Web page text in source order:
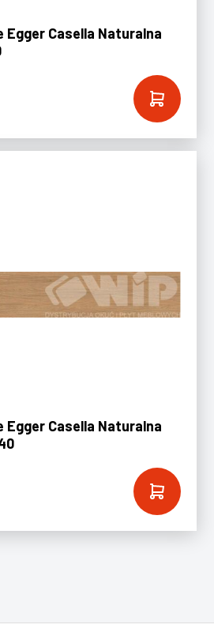
Egger Casella Naturalna
Egger Casella Naturalna